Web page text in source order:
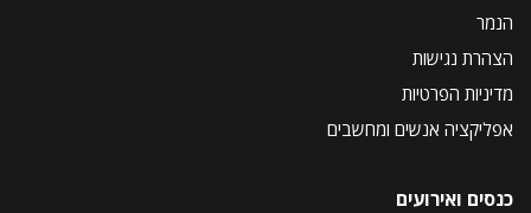
הנמר
הצהרת נגישות
מדיניות הפרטיות
אפליקציה אנשים ומחשבים
כנסים ואירועים